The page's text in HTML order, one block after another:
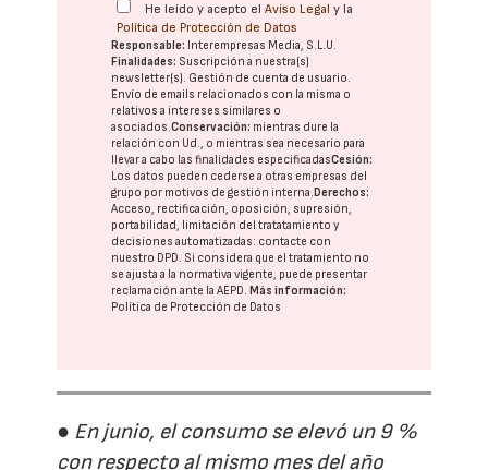
He leído y acepto elAviso Legal y la
Política de Protección de Datos
Responsable: Interempresas Media, S.L.U.
Finalidades: Suscripción a nuestra(s)
newsletter(s). Gestión de cuenta de usuario.
Envío de emails relacionados con la misma o
relativos a intereses similares o
asociados.Conservación: mientras dure la
relación con Ud., o mientras sea necesario para
llevar a cabo las finalidades especificadasCesión:
Los datos pueden cederse a otras empresas del
grupo por motivos de gestión interna. Derechos:
Acceso, rectificación, oposición, supresión,
portabilidad, limitación del tratatamiento y
decisiones automatizadas: contacte con
nuestro DPD. Si considera que el tratamiento no
se ajusta a la normativa vigente, puede presentar
reclamación ante laAEPD. Más información:
Política de Protección de Datos
● En junio, el consumo se elevó un 9 %
con respecto al mismo mes del año